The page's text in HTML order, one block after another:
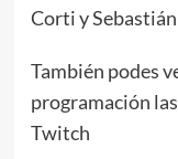
Corti y
También podes
programación
Twitch